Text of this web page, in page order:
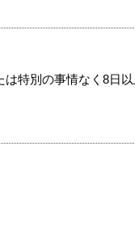
特別の事情なく8日